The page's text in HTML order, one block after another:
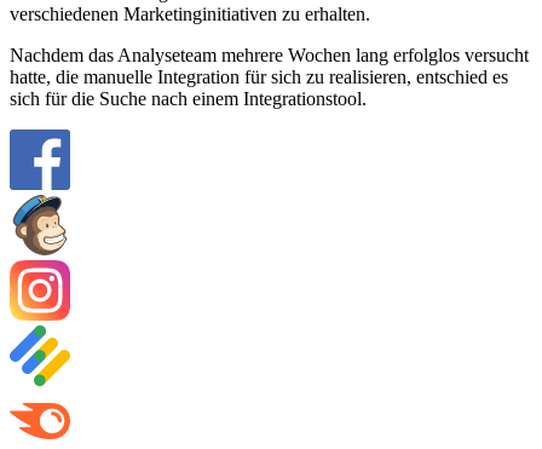
verschiedenen Marketinginitiativen zu erhalten.
Nachdem das Analyseteam mehrere Wochen lang erfolglos versucht
hatte, die manuelle Integration für sich zu realisieren, entschied es
sich für die Suche nach einem Integrationstool.